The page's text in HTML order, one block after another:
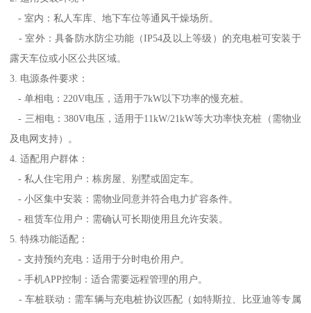
- 室内：私人车库、地下车位等通风干燥场所。
- 室外：具备防水防尘功能（IP54及以上等级）的充电桩可安装于
露天车位或小区公共区域。
3. 电源条件要求：
- 单相电：220V电压，适用于7kW以下功率的慢充桩。
- 三相电：380V电压，适用于11kW/21kW等大功率快充桩（需物业
及电网支持）。
4. 适配用户群体：
- 私人住宅用户：栋房屋、别墅或固定车。
- 小区集中安装：需物业同意并符合电力扩容条件。
- 租赁车位用户：需确认可长期使用且允许安装。
5. 特殊功能适配：
- 支持预约充电：适用于分时电价用户。
- 手机APP控制：适合需要远程管理的用户。
- 车桩联动：需车辆与充电桩协议匹配（如特斯拉、比亚迪等专属